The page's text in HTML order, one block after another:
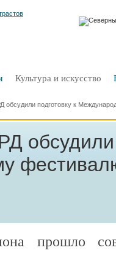
Культура и искусство
обсудили подготовку к
обсудили
прошло